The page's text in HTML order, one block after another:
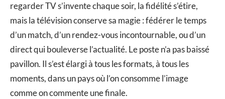
regarder TV s’invente chaque soir, la fidélité s’étire,
mais la télévision conserve sa magie : fédérer le temps
d’un match, d’un rendez-vous incontournable, ou d’un
direct qui bouleverse l’actualité. Le poste n’a pas baissé
pavillon. Il s’est élargi à tous les formats, à tous les
moments, dans un pays où l’on consomme l’image
comme on commente une finale.